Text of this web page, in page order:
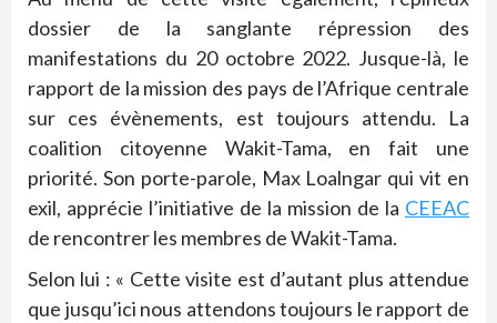
dossier de la sanglante répression des
manifestations du 20 octobre 2022. Jusque-là, le
rapport de la mission des pays de l’Afrique centrale
sur ces évènements, est toujours attendu. La
coalition citoyenne Wakit-Tama, en fait une
priorité. Son porte-parole, Max Loalngar qui vit en
exil, apprécie l’initiative de la mission de la CEEAC
de rencontrer les membres de Wakit-Tama.
Selon lui : « Cette visite est d’autant plus attendue
que jusqu’ici nous attendons toujours le rapport de